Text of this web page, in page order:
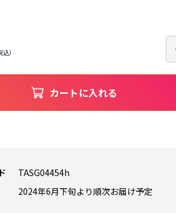
TASG04454h
2024年6月下旬より順次お届け予定
カートに入れる